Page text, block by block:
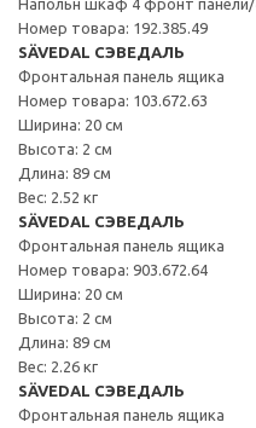
Номер товара: 192.385.49
SÄVEDAL СЭВЕДАЛЬ
Фронтальная панель ящика
Номер товара: 103.672.63
Ширина: 20 см
Высота: 2 см
Длина: 89 см
Вес: 2.52 кг
SÄVEDAL СЭВЕДАЛЬ
Фронтальная панель ящика
Номер товара: 903.672.64
Ширина: 20 см
Высота: 2 см
Длина: 89 см
Вес: 2.26 кг
SÄVEDAL СЭВЕДАЛЬ
Фронтальная панель ящика